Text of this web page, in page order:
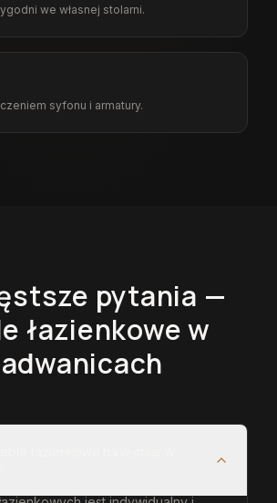
we własnej stolarni.
syfonu i armatury.
pytania —
łazienkowew